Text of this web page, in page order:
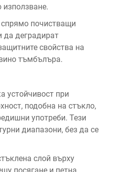
спрямо почистващи
да деградират
свойства на
тъмбълъра.
устойчивост при
подобна на стъкло,
употреби. Тези
диапазони, без да се
слой върху